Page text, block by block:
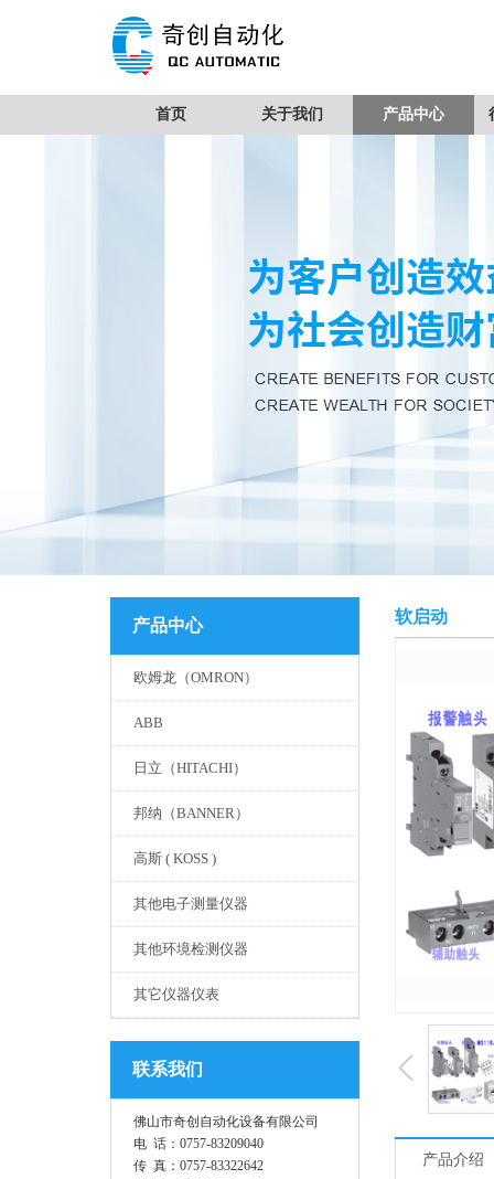
首页 关于我们 产品中心
产品中心
欧姆龙（OMRON）
ABB
日立（HITACHI）
邦纳（BANNER）
高斯 ( KOSS )
其他电子测量仪器
其他环境检测仪器
其它仪器仪表
联系我们
佛山市奇创自动化设备有限公司
电 话：0757-83209040
传 真：0757-83322642
软启动
产品介绍